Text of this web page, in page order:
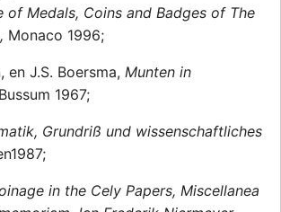
of Medals, Coins and Badges of The
Monaco 1996;
en J.S. Boersma, Munten in
Bussum 1967;
Grundriß und wissenschaftliches
in the Cely Papers, Miscellanea